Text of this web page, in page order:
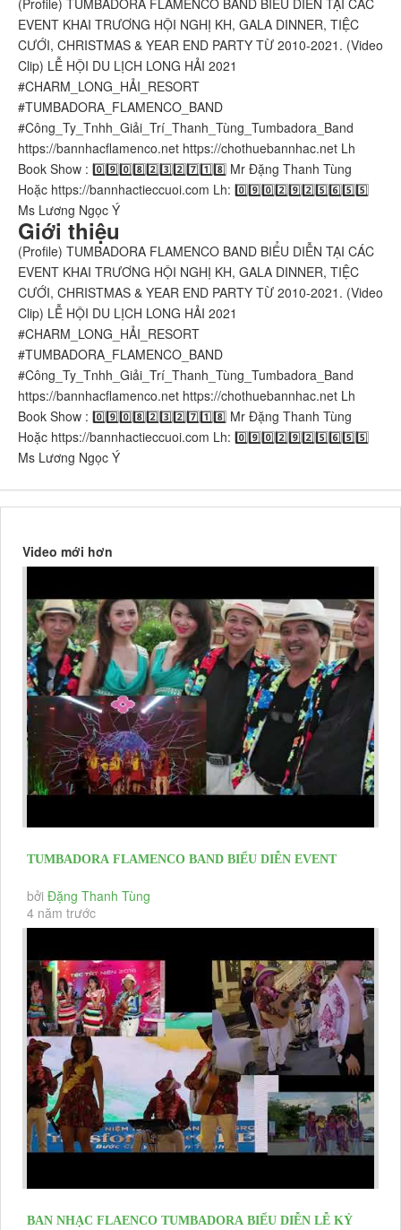
EVENT KHAI TRƯƠNG HỘI NGHỊ KH, GALA DINNER, TIỆC
CƯỚI, CHRISTMAS & YEAR END PARTY TỪ 2010-2021. (Video
Clip) LỄ HỘI DU LỊCH LONG HẢI 2021
#CHARM_LONG_HẢI_RESORT
#TUMBADORA_FLAMENCO_BAND​​​​
#Công_Ty_Tnhh_Giải_Trí_Thanh_Tùng_Tumbadora_Band​​​​
https://bannhacflamenco.net​​​​ https://chothuebannhac.net​​​​ Lh
Book Show : 0️⃣9️⃣0️⃣8️⃣2️⃣3️⃣2️⃣7️⃣1️⃣8️⃣ Mr Đặng Thanh Tùng
Hoặc https://bannhactieccuoi.com​​​​ Lh: 0️⃣9️⃣0️⃣2️⃣9️⃣2️⃣5️⃣6️⃣5️⃣5️⃣
Ms Lương Ngọc Ý
Giới thiệu
(Profile) TUMBADORA FLAMENCO BAND BIỂU DIỄN TẠI CÁC
EVENT KHAI TRƯƠNG HỘI NGHỊ KH, GALA DINNER, TIỆC
CƯỚI, CHRISTMAS & YEAR END PARTY TỪ 2010-2021. (Video
Clip) LỄ HỘI DU LỊCH LONG HẢI 2021
#CHARM_LONG_HẢI_RESORT
#TUMBADORA_FLAMENCO_BAND​​​​
#Công_Ty_Tnhh_Giải_Trí_Thanh_Tùng_Tumbadora_Band​​​​
https://bannhacflamenco.net​​​​ https://chothuebannhac.net​​​​ Lh
Book Show : 0️⃣9️⃣0️⃣8️⃣2️⃣3️⃣2️⃣7️⃣1️⃣8️⃣ Mr Đặng Thanh Tùng
Hoặc https://bannhactieccuoi.com​​​​ Lh: 0️⃣9️⃣0️⃣2️⃣9️⃣2️⃣5️⃣6️⃣5️⃣5️⃣
Ms Lương Ngọc Ý
Video mới hơn
TUMBADORA FLAMENCO BAND BIỂU DIỄN EVENT
,HNKH , CHRISTMAS & YEAR END...
bởi Đặng Thanh Tùng
4 năm trước
BAN NHẠC FLAENCO TUMBADORA BIỂU DIỄN LỄ KỶ